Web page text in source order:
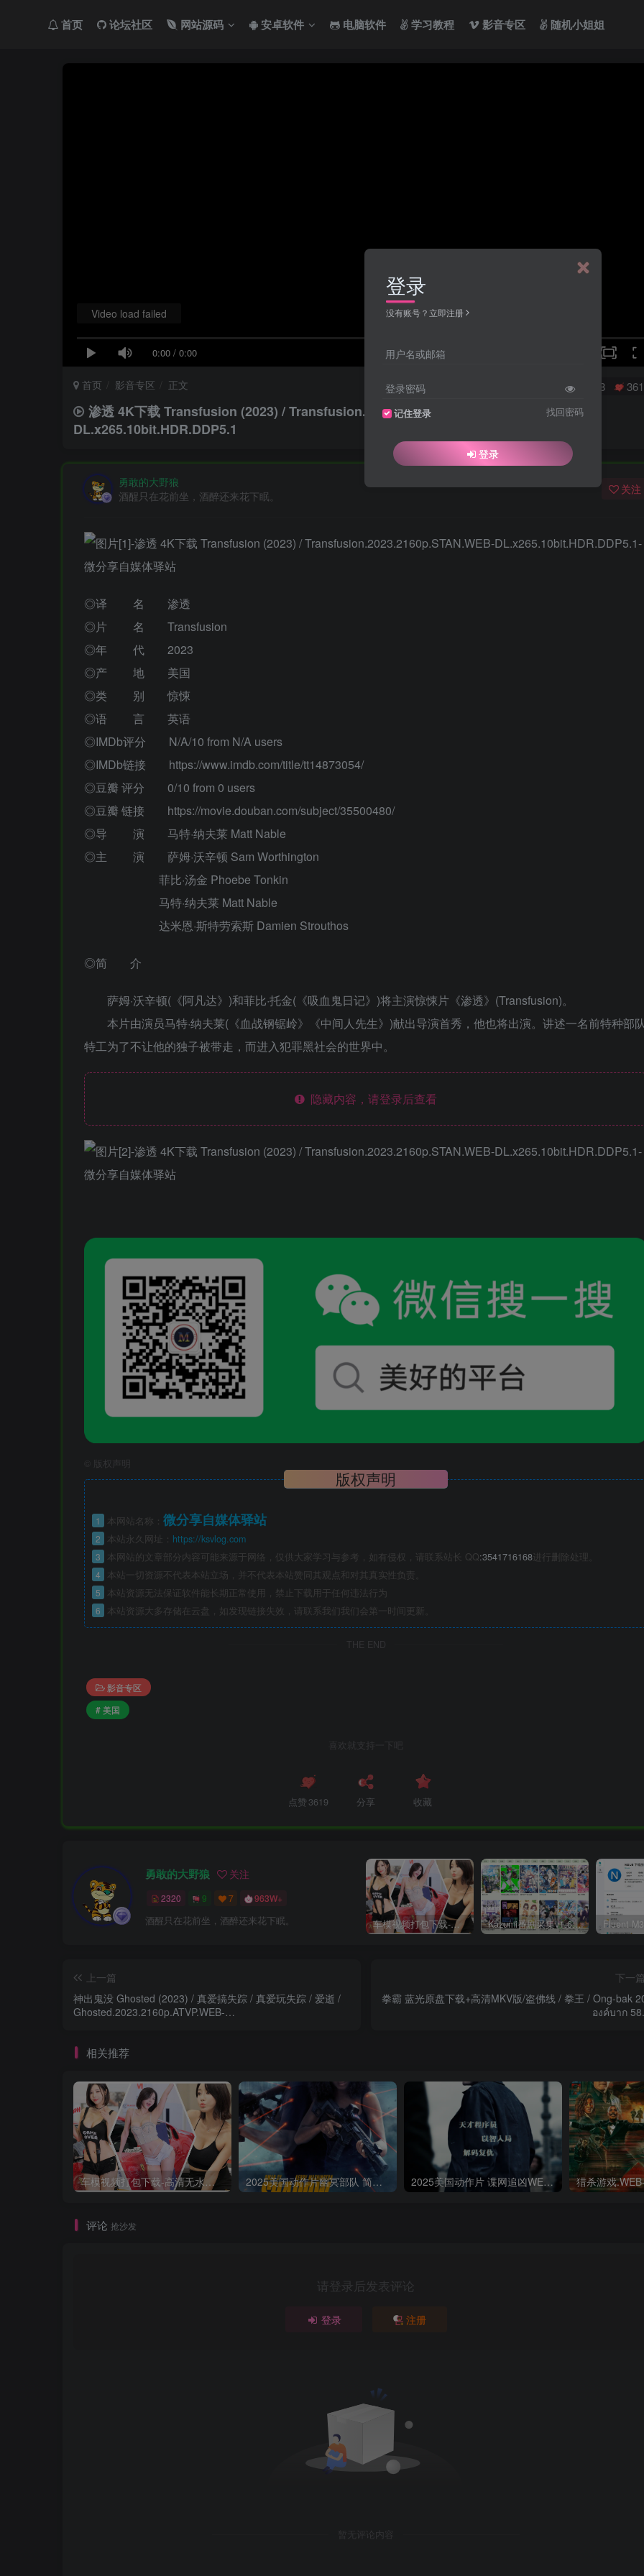
首页 论坛社区 网站源码 安卓软件 电脑软件 学习教程 影音专区 随机小姐姐
0:00 / 0:00
Video load failed
首页 影音专区 正文 8458
渗透 4K下载 Transfusion (2023) / Transfusion.2023.2160p.STAN.WEB-
DL.x265.10bit.HDR.DDP5.1
勇敢的大野狼
酒醒只在花前坐，酒醉还来花下眠。
关注
◎译 名 渗透
◎片 名 Transfusion
◎年 代 2023
◎产 地 美国
◎类 别 惊悚
◎语 言 英语
◎IMDb评分 N/A/10 from N/A users
◎IMDb链接 https://www.imdb.com/title/tt14873054/
◎豆瓣 评分 0/10 from 0 users
◎豆瓣 链接 https://movie.douban.com/subject/35500480/
◎导 演 马特·纳夫莱 Matt Nable
◎主 演 萨姆·沃辛顿 Sam Worthington
菲比·汤金 Phoebe Tonkin
马特·纳夫莱 Matt Nable
达米恩·斯特劳索斯 Damien Strouthos
◎简 介
萨姆·沃辛顿(《阿凡达》)和菲比·托金(《吸血鬼日记》)将主演惊悚片《渗透》(Transfusion)。
本片由演员马特·纳夫莱(《血战钢锯岭》《中间人先生》)献出导演首秀，他也将出演。讲述一名前特种部
特工为了不让他的独子被带走，而进入犯罪黑社会的世界中。
隐藏内容，请登录后查看
版权声明
版权声明
1 本网站名称： 微分享自媒体驿站
2 本站永久网址： https://ksvlog.com
3 本网站的文章部分内容可能来源于网络，仅供大家学习与参考，如有侵权，请联系站长 QQ:3541716168进行删除处理。
4 本站一切资源不代表本站立场，并不代表本站赞同其观点和对其真实性负责。
5 本站资源无法保证软件能长期正常使用，禁止下载用于任何违法行为
6 本站资源大多存储在云盘，如发现链接失效，请联系我们我们会第一时间更新。
THE END
影音专区
# 美国
喜欢就支持一下吧
点赞 3619 分享 收藏
勇敢的大野狼 关注
2320 9 7 963W+
酒醒只在花前坐，酒醉还来花下眠。 车模视频打包下载-高清无水印版 Kazumi番剧采集v1.6.9：支持自定义规则+在线观看+弹幕，跨平台下载
上一篇
神出鬼没 Ghosted (2023) / 真爱搞失踪 / 真爱玩失踪 / 爱逝 /
Ghosted.2023.2160p.ATVP.WEB-
下一
拳霸 蓝光原盘下载+高清MKV版/盗佛线 / 拳王 / Ong-bak
องค์บาก
相关推荐
车模视频打包下载-高清无水印版 2025美国动作片幽冥部队 简繁英字幕.Shadow.Force.2025.USA.BluRay.Remux.AVC.1080p.MKV 2025美国动作片 谍网追凶WEB-MKV/21.16GB简繁英字幕4K-2160PHDR版本
评论 抢沙发
请登录后发表评论
登录 注册
暂无评论内容
登录
没有账号？立即注册
用户名或邮箱
登录密码
记住登录 找回密码
登录